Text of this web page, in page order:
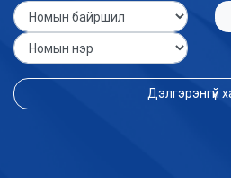
Дэлгэрэнгүй